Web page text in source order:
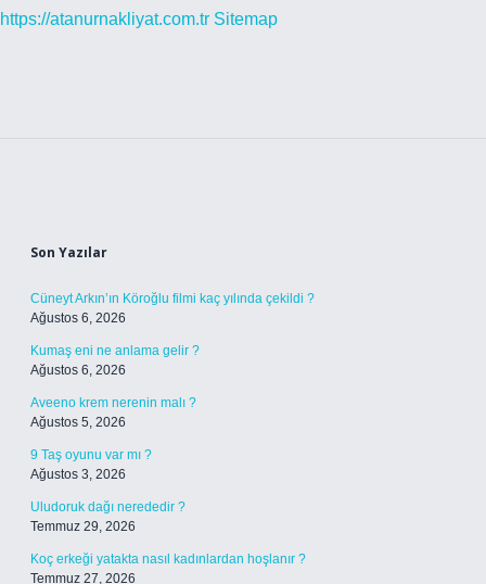
https://atanurnakliyat.com.tr Sitemap
Son Yazılar
Cüneyt Arkın’ın Köroğlu filmi kaç yılında çekildi ?
Ağustos 6, 2026
Kumaş eni ne anlama gelir ?
Ağustos 6, 2026
Aveeno krem nerenin malı ?
Ağustos 5, 2026
9 Taş oyunu var mı ?
Ağustos 3, 2026
Uludoruk dağı nerededir ?
Temmuz 29, 2026
Koç erkeği yatakta nasıl kadınlardan hoşlanır ?
Temmuz 27, 2026